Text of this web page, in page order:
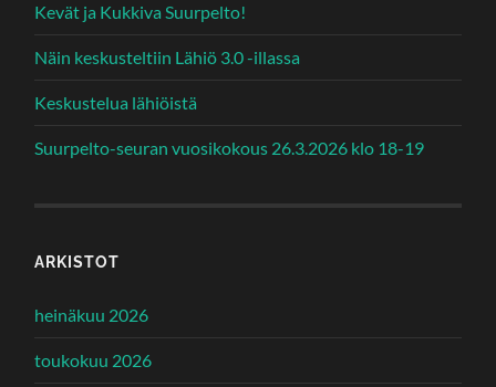
Kevät ja Kukkiva Suurpelto!
Näin keskusteltiin Lähiö 3.0 -illassa
Keskustelua lähiöistä
Suurpelto-seuran vuosikokous 26.3.2026 klo 18-19
ARKISTOT
heinäkuu 2026
toukokuu 2026